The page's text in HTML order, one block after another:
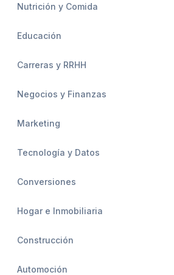
Nutrición y Comida
Educación
Carreras y RRHH
Negocios y Finanzas
Marketing
Tecnología y Datos
Conversiones
Hogar e Inmobiliaria
Construcción
Automoción